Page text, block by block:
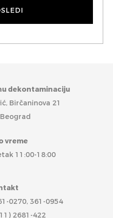
dekontaminaciju
Birčaninova 21
vreme
11:00-18:00
0270, 361-0954
2681-422